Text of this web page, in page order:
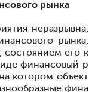
рынка
неразрывна,
рынка,
состоянием его к
финансовый р
котором объект
фина